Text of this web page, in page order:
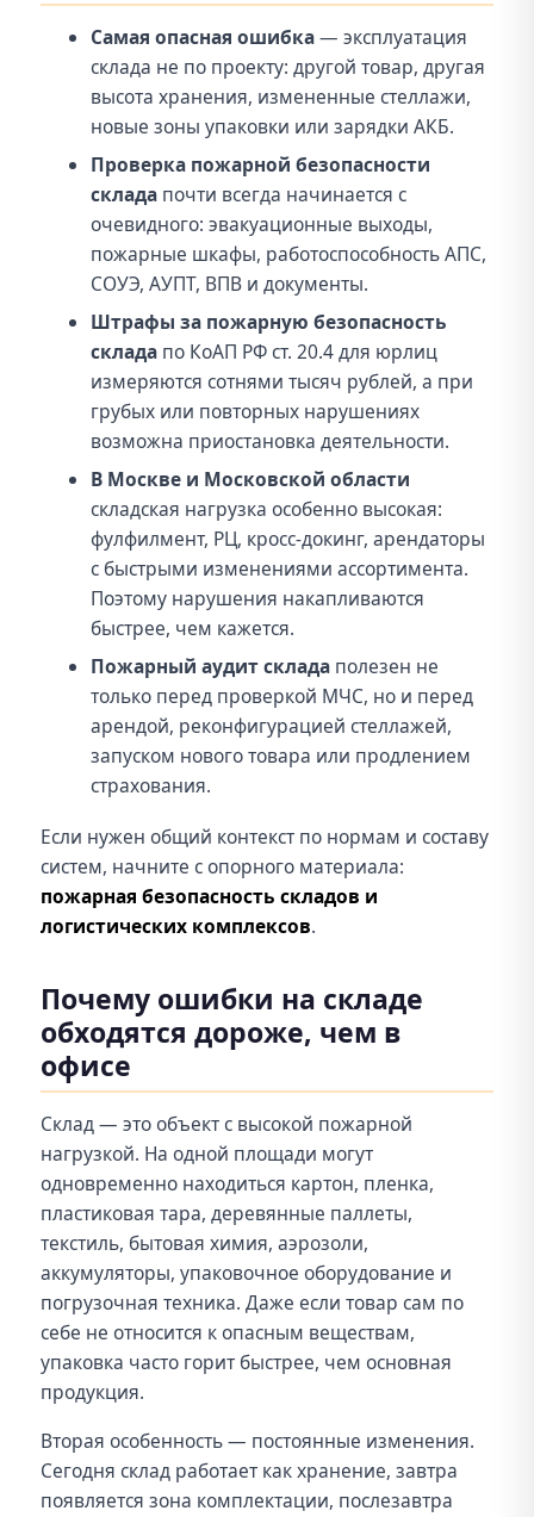
Самая опасная ошибка— эксплуатация
склада не по проекту: другой товар, другая
высота хранения, измененные стеллажи,
новые зоны упаковки или зарядки АКБ.
Проверка пожарной безопасности
склада почти всегда начинается с
очевидного: эвакуационные выходы,
пожарные шкафы, работоспособность АПС,
СОУЭ, АУПТ, ВПВ и документы.
Штрафы за пожарную безопасность
склада по КоАП РФ ст. 20.4 для юрлиц
измеряются сотнями тысяч рублей, а при
грубых или повторных нарушениях
возможна приостановка деятельности.
В Москве и Московской области
складская нагрузка особенно высокая:
фулфилмент, РЦ, кросс-докинг, арендаторы
с быстрыми изменениями ассортимента.
Поэтому нарушения накапливаются
быстрее, чем кажется.
Пожарный аудит склада полезен не
только перед проверкой МЧС, но и перед
арендой, реконфигурацией стеллажей,
запуском нового товара или продлением
страхования.
Если нужен общий контекст по нормам и составу
систем, начните с опорного материала:
пожарная безопасность складов и
логистических комплексов.
Почему ошибки на складе
обходятся дороже, чем в
офисе
Склад — это объект с высокой пожарной
нагрузкой. На одной площади могут
одновременно находиться картон, пленка,
пластиковая тара, деревянные паллеты,
текстиль, бытовая химия, аэрозоли,
аккумуляторы, упаковочное оборудование и
погрузочная техника. Даже если товар сам по
себе не относится к опасным веществам,
упаковка часто горит быстрее, чем основная
продукция.
Вторая особенность — постоянные изменения.
Сегодня склад работает как хранение, завтра
появляется зона комплектации, послезавтра